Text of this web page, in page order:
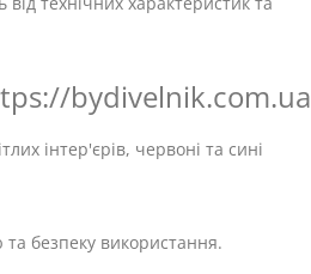
bydivelnik.com.ua
інтер'єрів, червоні та сині
безпеку використання.